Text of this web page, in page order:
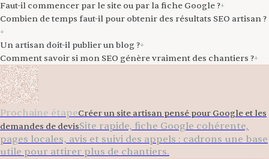
Faut-il commencer par le site ou par la fiche Google ?+
Combien de temps faut-il pour obtenir des résultats SEO artisan ?
+
Un artisan doit-il publier un blog ?+
Comment savoir si mon SEO génère vraiment des chantiers ?+
Prochaine étapeCréer un site artisan pensé pour Google et les
demandes de devisSite rapide, fiche Google cohérente,
pages locales, avis et suivi des appels : cadrons une base
utile pour attirer plus de chantiers.